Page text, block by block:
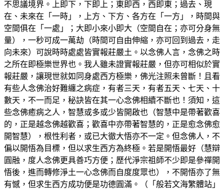
不思議境界。上即下，下即上；東即西，西即東；過去、現
在、未來在「一時」，上方、下方、各方在「一方」，時間與
空間俱在「一處」；大即小來小即大（空間自在；亦可分身無
量），一秒可成一萬劫（時間可自由伸縮，亦可回到過去，走
向未來）可說時時處處皆實報莊嚴土。以念佛人言，念佛之時
之所在即極樂世界也。我人雖未證實報莊嚴，但亦可相似於實
報莊嚴，讓現世就如同身處西方極樂，佛光注照未曾斷！且看
有些人念佛治好難纏之病症，有者三天，有者五天、七天、十
數天，不一而足，秘訣皆在其一心念佛相續不斷也！須知，這
些念佛癒病之人，智慧或多或少皆開啟也（智慧中是帶著歡喜
的，正是越念佛越歡喜；歡喜中亦帶著智慧的，正是愈念佛愈
開智慧），根性利者，或已大徹大悟亦不一定。但念佛人，不
偏以開悟為目標，但以求生西方為終極。若是開悟最好（慧辯
圓融，度人念佛更具善巧方便；歷代淨宗祖師不少即是參禪開
悟後，進而轉修淨土一心念佛而自度度眾也），不開悟亦了無
有憾，但求生西方成功便是功德圓滿。（「般若文海繁體站」